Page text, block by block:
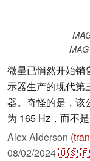
微星已悄然开始销
示器生产的现代第
器。奇怪的是，该
为 165 Hz，而不是
Alex Alderson (
08/02/2024🇺🇸